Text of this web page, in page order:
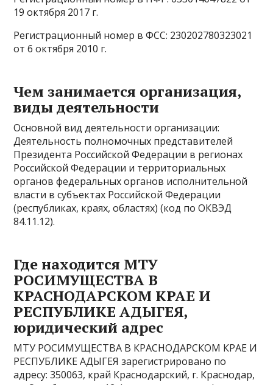
19 октября 2017 г.
Регистрационный номер в ФСС: 230202780323021
от 6 октября 2010 г.
Чем занимается организация,
виды деятельности
Основной вид деятельности организации:
Деятельность полномочных представителей
Президента Российской Федерации в регионах
Российской Федерации и территориальных
органов федеральных органов исполнительной
власти в субъектах Российской Федерации
(республиках, краях, областях) (код по ОКВЭД
84.11.12).
Где находится МТУ
РОСИМУЩЕСТВА В
КРАСНОДАРСКОМ КРАЕ И
РЕСПУБЛИКЕ АДЫГЕЯ,
юридический адрес
МТУ РОСИМУЩЕСТВА В КРАСНОДАРСКОМ КРАЕ И
РЕСПУБЛИКЕ АДЫГЕЯ зарегистрировано по
адресу: 350063, край Краснодарский, г. Краснодар,